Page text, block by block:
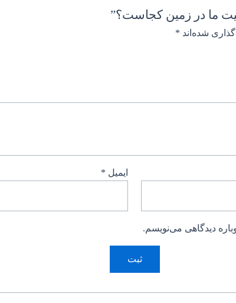
ما در زمین کجاست؟”
شده‌اند *
ایمیل *
دیدگاهی می‌نویسم.